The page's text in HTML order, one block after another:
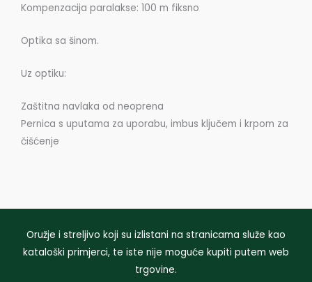
Kompenzacija paralakse: 100 m fiksno
Optika sa šinom.
Uz optiku:
Zaštitna navlaka od neoprena
Pernica s uputama za uporabu, imbus ključem i krpom za
čišćenje
Oružje i streljivo koji su izlistani na stranicama služe kao
kataloški primjerci, te iste nije moguće kupiti putem web
trgovine.